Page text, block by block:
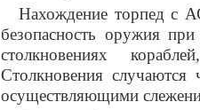
Нахождение торпед с
безопасность оружия
столкновениях
Столкновения случаются
осуществляющими